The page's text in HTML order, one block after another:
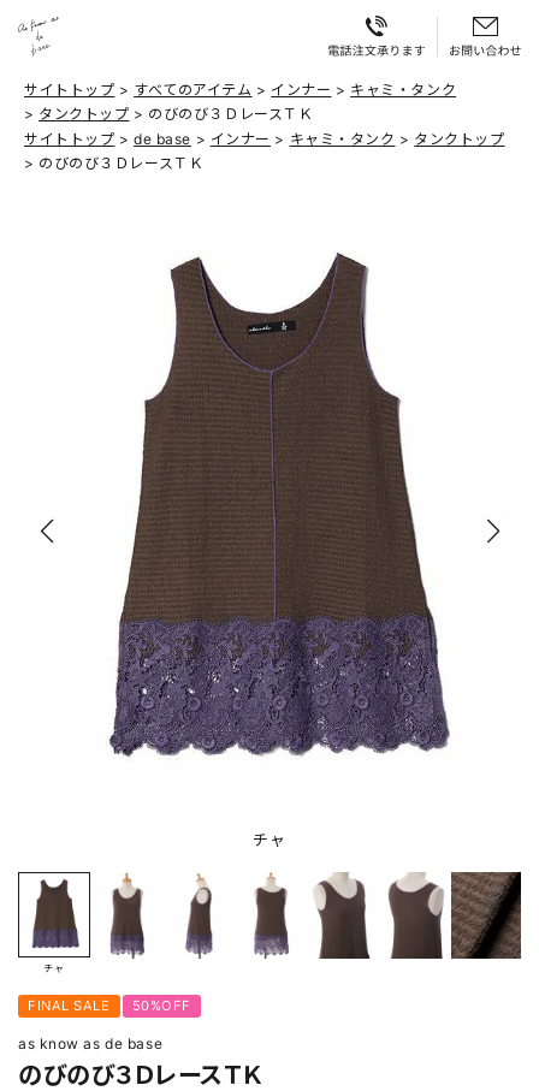
サイトトップ すべてのアイテム インナー
キャミ・タンク
タンクトップ
のびのび３ＤレースＴＫ
サイトトップ
de base インナー キャミ・タンク
タンクトップ
のびのび３ＤレースＴＫ
チャ
チャ
FINAL SALE 50%OFF
as know as de base
のびのび３ＤレースＴＫ